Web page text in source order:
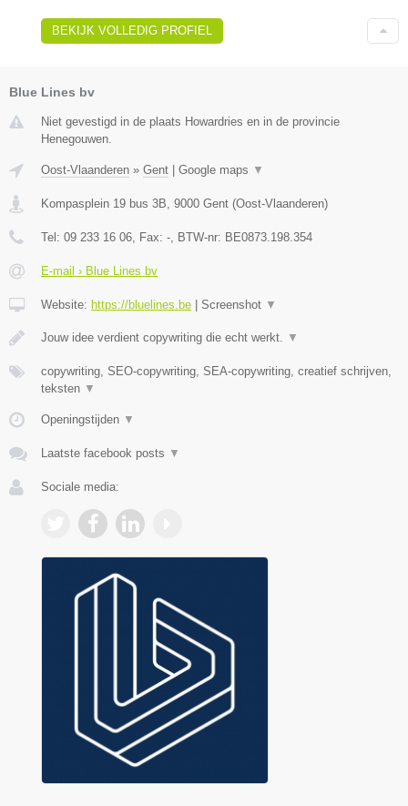
BEKIJK VOLLEDIG PROFIEL
Blue Lines bv
Niet gevestigd in de plaats Howardries en in de provincie
Henegouwen.
Oost-Vlaanderen » Gent | Google maps ▼
Kompasplein 19 bus 3B 9000 Gent (Oost-Vlaanderen)
Tel: 09 233 16 06 , Fax: - , BTW-nr: BE0873.198.354
E-mail › Blue Lines bv
Website: https://bluelines.be | Screenshot ▼
Jouw idee verdient copywriting die echt werkt. ▼
copywriting, SEO-copywriting, SEA-copywriting, creatief schrijven,
teksten ▼
Openingstijden ▼
Laatste facebook posts ▼
Sociale media: